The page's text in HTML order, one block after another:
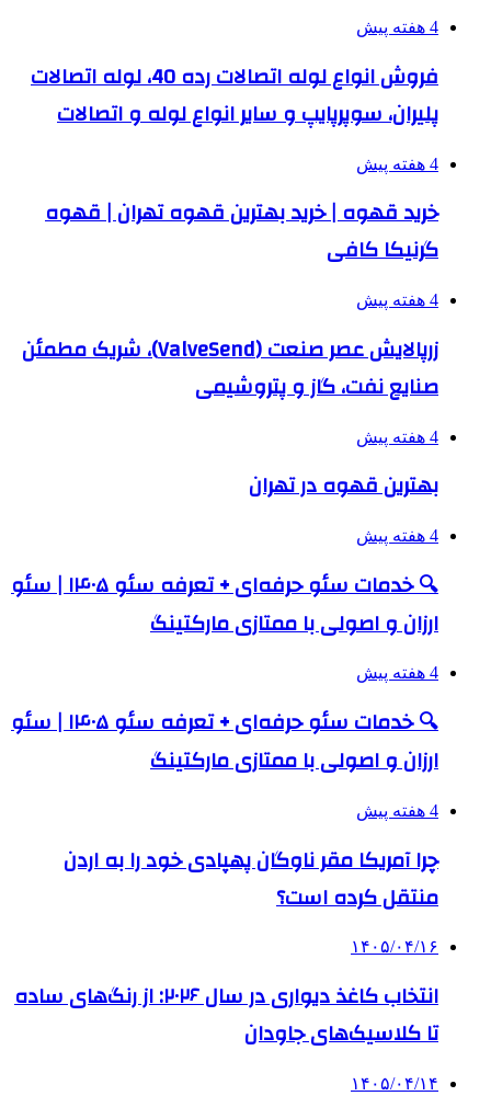
4 هفته پیش
فروش انواع لوله اتصالات رده 40، لوله اتصالات
پلیران، سوپرپایپ و سایر انواع لوله و اتصالات
4 هفته پیش
خرید قهوه | خرید بهترین قهوه تهران | قهوه
گرنیکا کافی
4 هفته پیش
زرپالایش عصر صنعت (ValveSend)، شریک مطمئن
صنایع نفت، گاز و پتروشیمی
4 هفته پیش
بهترین قهوه در تهران
4 هفته پیش
🔍 خدمات سئو حرفه‌ای + تعرفه سئو ۱۴۰۵ | سئو
ارزان و اصولی با ممتازی مارکتینگ
4 هفته پیش
🔍 خدمات سئو حرفه‌ای + تعرفه سئو ۱۴۰۵ | سئو
ارزان و اصولی با ممتازی مارکتینگ
4 هفته پیش
چرا آمریکا مقر ناوگان پهپادی خود را به اردن
منتقل کرده است؟
۱۴۰۵/۰۴/۱۶
انتخاب کاغذ دیواری در سال ۲۰۲۶: از رنگ‌های ساده
تا کلاسیک‌های جاودان
۱۴۰۵/۰۴/۱۴